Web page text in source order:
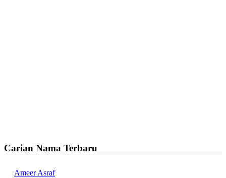
Carian Nama Terbaru
Ameer Asraf